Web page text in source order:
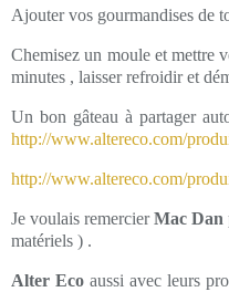
Ajouter vos gourmandises de
Chemisez un moule et mettre
minutes , laisser refroidir et
Un bon gâteau à partager
http://www.altereco.com/
http://www.altereco.com/
Je voulais remercierMac Dan
matériels ) .
Alter Ecoaussi avec leurs